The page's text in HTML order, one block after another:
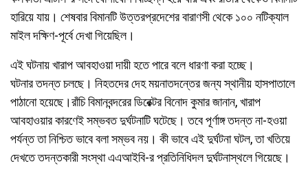
হারিয়ে যায়। শেষবার বিমানটি উত্তরপ্রদেশের বারাণসী থেকে ১০০ নটিক্যাল
মাইল দক্ষিণ-পূর্বে দেখা গিয়েছিল।
এই ঘটনায় খারাপ আবহাওয়া দায়ী হতে পারে বলে ধারণা করা হচ্ছে।
ঘটনার তদন্ত চলছে। নিহতদের দেহ ময়নাতদন্তের জন্য স্থানীয় হাসপাতালে
পাঠানো হয়েছে।রাঁচি বিমানবন্দরের ডিরেক্টর বিনোদ কুমার জানান, খারাপ
আবহাওয়ার কারণেই সম্ভবত দুর্ঘটনাটি ঘটেছে। তবে পূর্ণাঙ্গ তদন্ত না-হওয়া
পর্যন্ত তা নিশ্চিত ভাবে বলা সম্ভব নয়। কী ভাবে এই দুর্ঘটনা ঘটল, তা খতিয়ে
দেখতে তদন্তকারী সংস্থা এএআইবি-র প্রতিনিধিদল দুর্ঘটনাস্থলে গিয়েছে।